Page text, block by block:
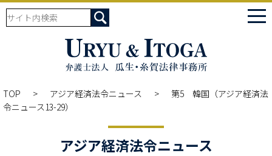
TOP アジア経済法令ニュース
第5 韓国（アジア経済法
令ニュース13-29）
アジア経済法令ニュース